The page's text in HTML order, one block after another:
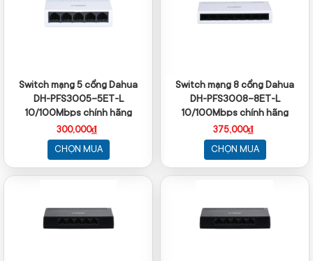
Switch mạng 5 cổng Dahua
DH-PFS3005-5ET-L
10/100Mbps chính hãng
300,000₫
CHỌN MUA
Switch mạng 8 cổng Dahua
DH-PFS3008-8ET-L
10/100Mbps chính hãng
375,000₫
CHỌN MUA